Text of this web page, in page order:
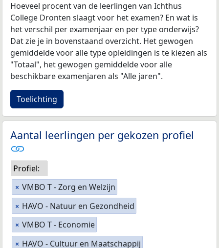
Hoeveel procent van de leerlingen van Ichthus
College Dronten slaagt voor het examen? En wat is
het verschil per examenjaar en per type onderwijs?
Dat zie je in bovenstaand overzicht. Het gewogen
gemiddelde voor alle type opleidingen is te kiezen als
"Totaal", het gewogen gemiddelde voor alle
beschikbare examenjaren als "Alle jaren".
Toelichting
Aantal leerlingen per gekozen profiel
Profiel:
× VMBO T - Zorg en Welzijn
× HAVO - Natuur en Gezondheid
× VMBO T - Economie
× HAVO - Cultuur en Maatschappij